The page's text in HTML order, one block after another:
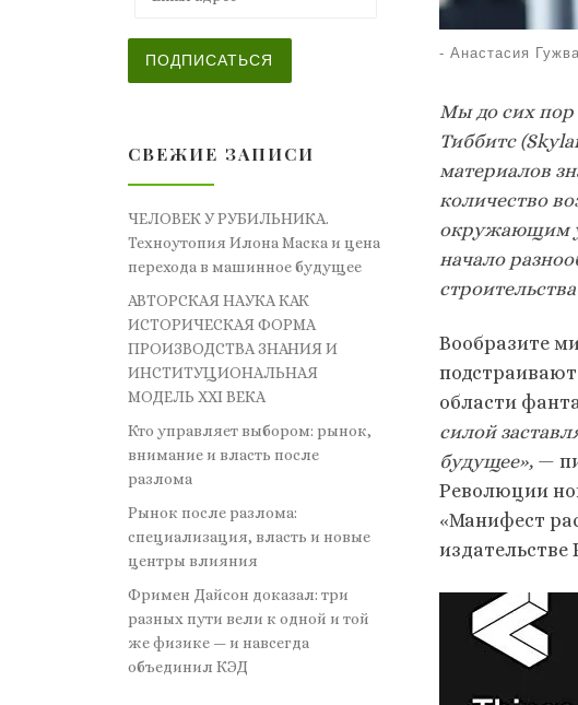
- Анастасия Гужва
Мы до сих пор
Тиббитс
материалов
количество
окружающим
начало
Вообразите
области
силой
будущее», —
Революции
«Манифест
издательстве
ПОДПИСАТЬСЯ
СВЕЖИЕ ЗАПИСИ
ЧЕЛОВЕК У РУБИЛЬНИКА.
Техноутопия Илона Маска и цена
перехода в машинное будущее
АВТОРСКАЯ НАУКА КАК
ИСТОРИЧЕСКАЯ ФОРМА
ПРОИЗВОДСТВА ЗНАНИЯ И
ИНСТИТУЦИОНАЛЬНАЯ
МОДЕЛЬ XXI ВЕКА
Кто управляет выбором: рынок,
внимание и власть после
разлома
Рынок после разлома:
специализация, власть и новые
центры влияния
Фримен Дайсон доказал: три
разных пути вели к одной и той
же физике — и навсегда
объединил КЭД